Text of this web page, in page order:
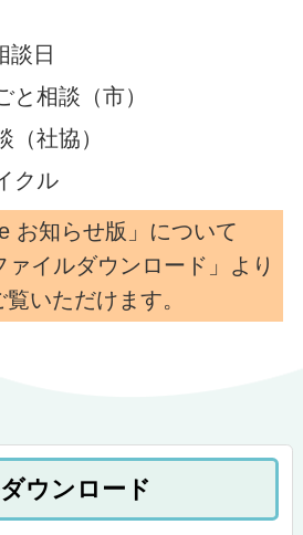
談日
と相談（市）
（社協）
クル
お知らせ版」について
イルダウンロード」より
いただけます。
ウンロード